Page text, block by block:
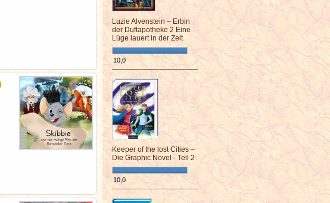
Luzie Alvenstein – Erbin
der Duftapotheke 2 Eine
Lüge lauert in der Zeit
10,0
¯¯¯¯¯¯¯¯¯¯¯¯¯¯¯¯¯¯¯¯¯¯¯¯
Keeper of the lost Cities –
Die Graphic Novel - Teil 2
10,0
¯¯¯¯¯¯¯¯¯¯¯¯¯¯¯¯¯¯¯¯¯¯¯¯